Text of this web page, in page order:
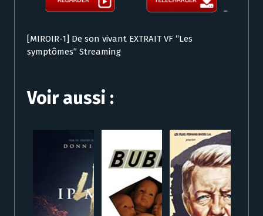
[MIROIR-1] De son vivant EXTRAIT VF “Les
symptômes” Streaming
Voir aussi :